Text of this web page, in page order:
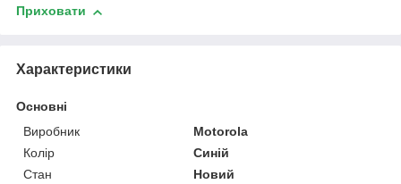
Приховати
Характеристики
Основні
Виробник
Motorola
Колір
Синій
Стан
Новий